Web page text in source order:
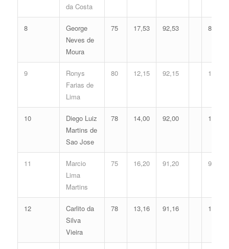
da Costa
8
George
Neves de
Moura
75 17,53 92,53 8
9
Ronys
Farias de
Lima
80 12,15 92,15 11
10
Diego Luiz
Martins de
Sao Jose
78 14,00 92,00 12
11
Marcio
Lima
Martins
75 16,20 91,20 9
12
Carlito da
Silva
Vieira
78 13,16 91,16 10